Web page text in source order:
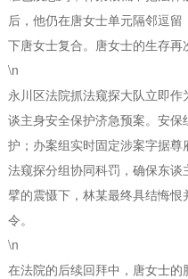
后，他仍在唐女士单元隔邻逗
下唐女士复合。唐女士的生存再
\n
永川区法院抓法窥探大队立即
谈主身安全保护济急预案。安
护；办案组实时固定涉案字据
法窥探分组协同科罚，确保东
擘的震慑下，林某最终具结悔
令。
\n
在法院的后续回拜中，唐女士